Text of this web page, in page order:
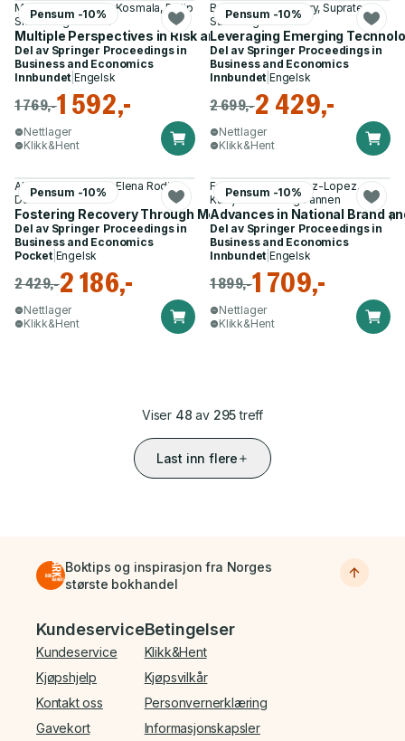
Pensum -10%
Monika Wieczorek-Kosmala, Philip
Shrives og 1 annen
Multiple Perspectives in Risk and Risk Management
Del av Springer Proceedings in
Business and Economics
Innbundet |Engelsk
1 769,-1 592,-
Nettlager
Klikk&Hent
Pensum -10%
Basav Roychoudhury, Suprateek
Sarker og 4 andre
Leveraging Emerging
Del av Springer Proceedings in
Business and Economics
Innbundet |Engelsk
2 699,-2 429,-
Nettlager
Klikk&Hent
Pensum -10%
Alina Mihaela Dima, Elena Rodica
Danescu
Fostering Recovery Through Metaverse Business Modelling
Del av Springer Proceedings in
Business and Economics
Pocket| Engelsk
2 429,-2 186,-
Nettlager
Klikk&Hent
Pensum -10%
Francisco J. Martinez-Lopez,
Katrijn Gielens og 1 annen
Advances in National Brand
Del av Springer Proceedings in
Business and Economics
Innbundet |Engelsk
1 899,-1 709,-
Nettlager
Klikk&Hent
Viser 48 av 295treff
Last inn flere
Boktips og inspirasjon fra Norges
største bokhandel
Bunnmeny
Kundeservice
Kundeservice
Kjøpshjelp
Kontakt oss
Gavekort
Betingelser
Klikk&Hent
Kjøpsvilkår
Personvernerklæring
Informasjonskapsler